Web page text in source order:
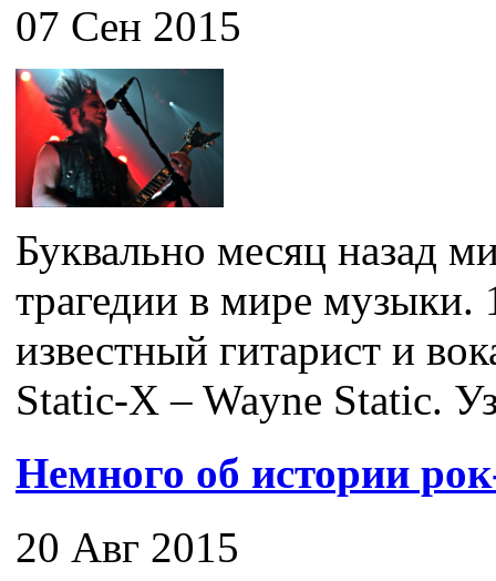
07 Сен 2015
Буквально месяц назад
трагедии в мире музыки.
известный гитарист и
Static-X – Wayne Static.
Немного об истории
20 Авг 2015